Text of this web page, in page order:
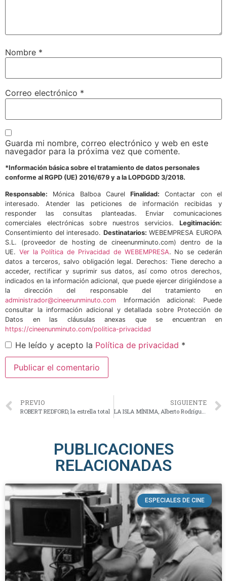
Nombre *
Correo electrónico *
Guarda mi nombre, correo electrónico y web en este
navegador para la próxima vez que comente.
*Información básica sobre el tratamiento de datos personales
conforme al RGPD (UE) 2016/679 y a la LOPDGDD 3/2018.
Responsable: Mónica Balboa CaurelFinalidad: Contactar con el
interesado. Atender las peticiones de información recibidas y
responder las consultas planteadas. Enviar comunicaciones
comerciales electrónicas sobre nuestros servicios. Legitimación:
Consentimiento del interesado. Destinatarios: WEBEMPRESA EUROPA
S.L. (proveedor de hosting de cineenunminuto.com) dentro de la
UE. Ver la Política de Privacidad de WEBEMPRESA. No se cederán
datos a terceros, salvo obligación legal. Derechos: Tiene derecho a
acceder, rectificar y suprimir sus datos, así como otros derechos,
indicados en la información adicional, que puede ejercer dirigiéndose a
la dirección del responsable del tratamiento en
administrador@cineenunminuto.com Información adicional: Puede
consultar la información adicional y detallada sobre Protección de
Datos en las cláusulas anexas que se encuentran en
https://cineenunminuto.com/politica-privacidad
He leído y acepto la Política de privacidad *
PREVIO
ROBERT REDFORD, la estrella total
SIGUIENTE
LA ISLA MÍNIMA, Alberto Rodríguez borda el thriller
PUBLICACIONES
RELACIONADAS
ESPECIALES DE CINE